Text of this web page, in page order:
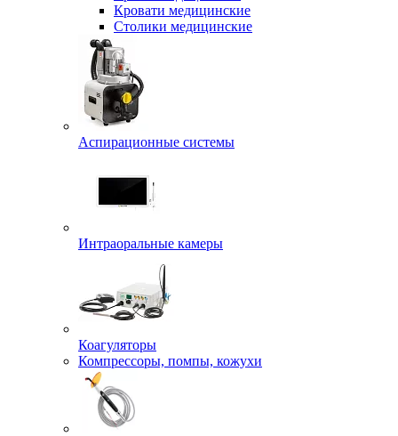
Кровати медицинские
Столики медицинские
Аспирационные системы
Интраоральные камеры
Коагуляторы
Компрессоры, помпы, кожухи